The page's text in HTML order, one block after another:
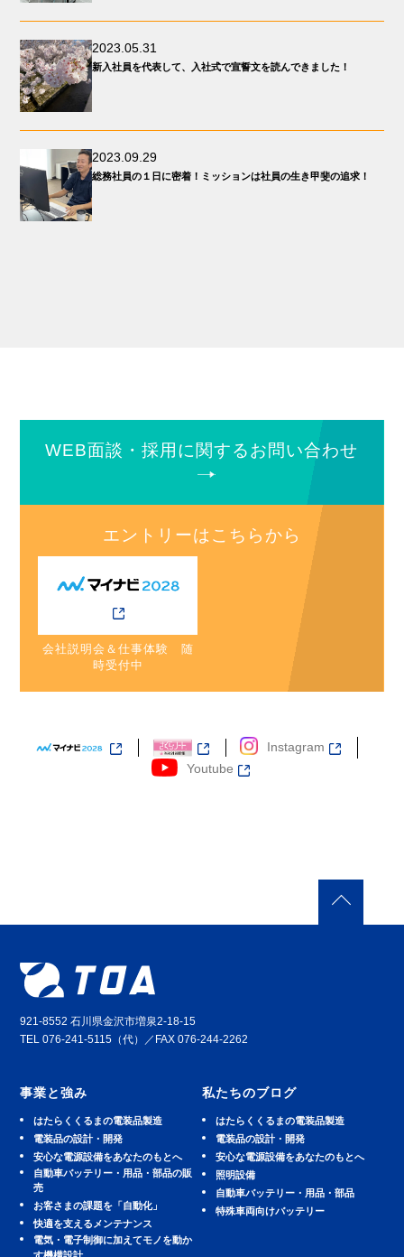
2023.05.31
新入社員を代表して、入社式で宣誓文を読んできました！
2023.09.29
総務社員の１日に密着！ミッションは社員の生き甲斐の追求！
WEB面談・採用に関するお問い合わせ
エントリーはこちらから
会社説明会＆仕事体験 随
時受付中
Instagram
Youtube
921-8552 石川県金沢市増泉2-18-15
TEL 076-241-5115（代）／FAX 076-244-2262
事業と強み
はたらくくるまの電装品製造
電装品の設計・開発
安⼼な電源設備をあなたのもとへ
⾃動⾞バッテリー・⽤品・部品の販
売
お客さまの課題を「自動化」
快適を⽀えるメンテナンス
電気・電子制御に加えてモノを動か
私たちのブログ
はたらくくるまの電装品製造
電装品の設計・開発
安⼼な電源設備をあなたのもとへ
照明設備
⾃動⾞バッテリー・⽤品・部品
特殊車両向けバッテリー